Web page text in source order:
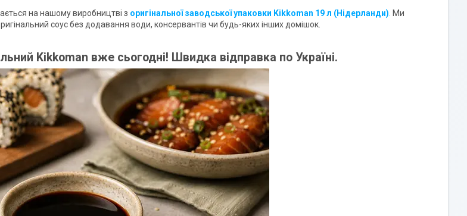
на нашому виробництві з оригінальної заводської упаковки Kikkoman 19 л (Нідерланди) Ми
соус без додавання води, консервантів чи будь-яких інших домішок.
Kikkoman вже сьогодні! Швидка відправка по Україні.